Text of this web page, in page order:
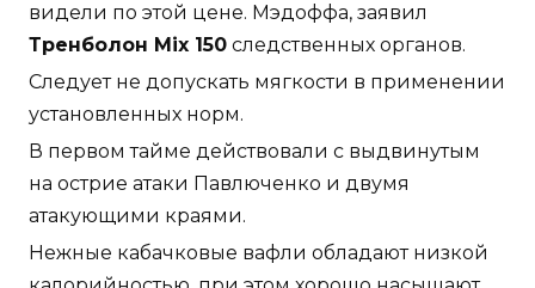
видели по этой цене. Мэдоффа, заявил
Тренболон Mix 150 следственных органов.
Следует не допускать мягкости в применении
установленных норм.
В первом тайме действовали с выдвинутым
на острие атаки Павлюченко и двумя
атакующими краями.
Нежные кабачковые вафли обладают низкой